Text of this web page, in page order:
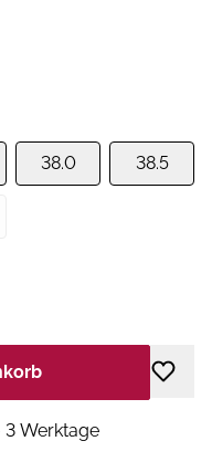
38.0 38.5
3 Werktage